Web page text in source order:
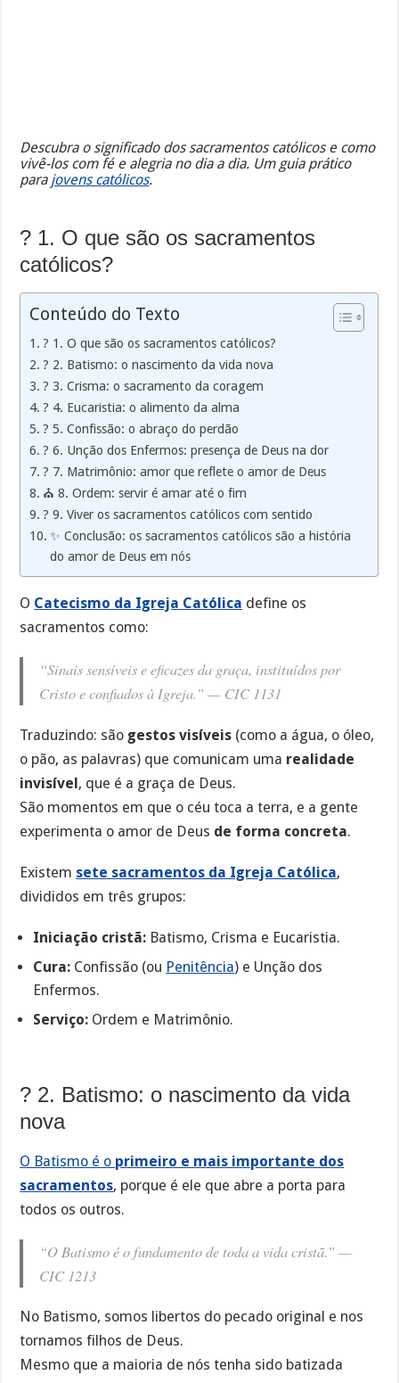
Descubra o significado dos sacramentos católicos e como
vivê-los com fé e alegria no dia a dia. Um guia prático
para jovens católicos.
? 1. O que são os sacramentos
católicos?
Conteúdo do Texto
? 1. O que são os sacramentos católicos?
? 2. Batismo: o nascimento da vida nova
? 3. Crisma: o sacramento da coragem
? 4. Eucaristia: o alimento da alma
? 5. Confissão: o abraço do perdão
? 6. Unção dos Enfermos: presença de Deus na dor
? 7. Matrimônio: amor que reflete o amor de Deus
⛪ 8. Ordem: servir é amar até o fim
? 9. Viver os sacramentos católicos com sentido
✨ Conclusão: os sacramentos católicos são a história
do amor de Deus em nós
O Catecismo da Igreja Católica define os
sacramentos como:
“Sinais sensíveis e eficazes da graça, instituídos por
Cristo e confiados à Igreja.” — CIC 1131
Traduzindo: são gestos visíveis (como a água, o óleo,
o pão, as palavras) que comunicam uma realidade
invisível, que é a graça de Deus.
São momentos em que o céu toca a terra, e a gente
experimenta o amor de Deus de forma concreta.
Existem sete sacramentos da Igreja Católica,
divididos em três grupos:
Iniciação cristã: Batismo, Crisma e Eucaristia.
Cura: Confissão (ou Penitência) e Unção dos
Enfermos.
Serviço: Ordem e Matrimônio.
? 2. Batismo: o nascimento da vida
nova
O Batismo é o primeiro e mais importante dos
sacramentos, porque é ele que abre a porta para
todos os outros.
“O Batismo é o fundamento de toda a vida cristã.” —
CIC 1213
No Batismo, somos libertos do pecado original e nos
tornamos filhos de Deus.
Mesmo que a maioria de nós tenha sido batizada